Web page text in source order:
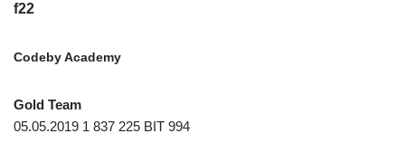
f22
Codeby Academy
Gold Team
05.05.2019 1 837 225 BIT 994